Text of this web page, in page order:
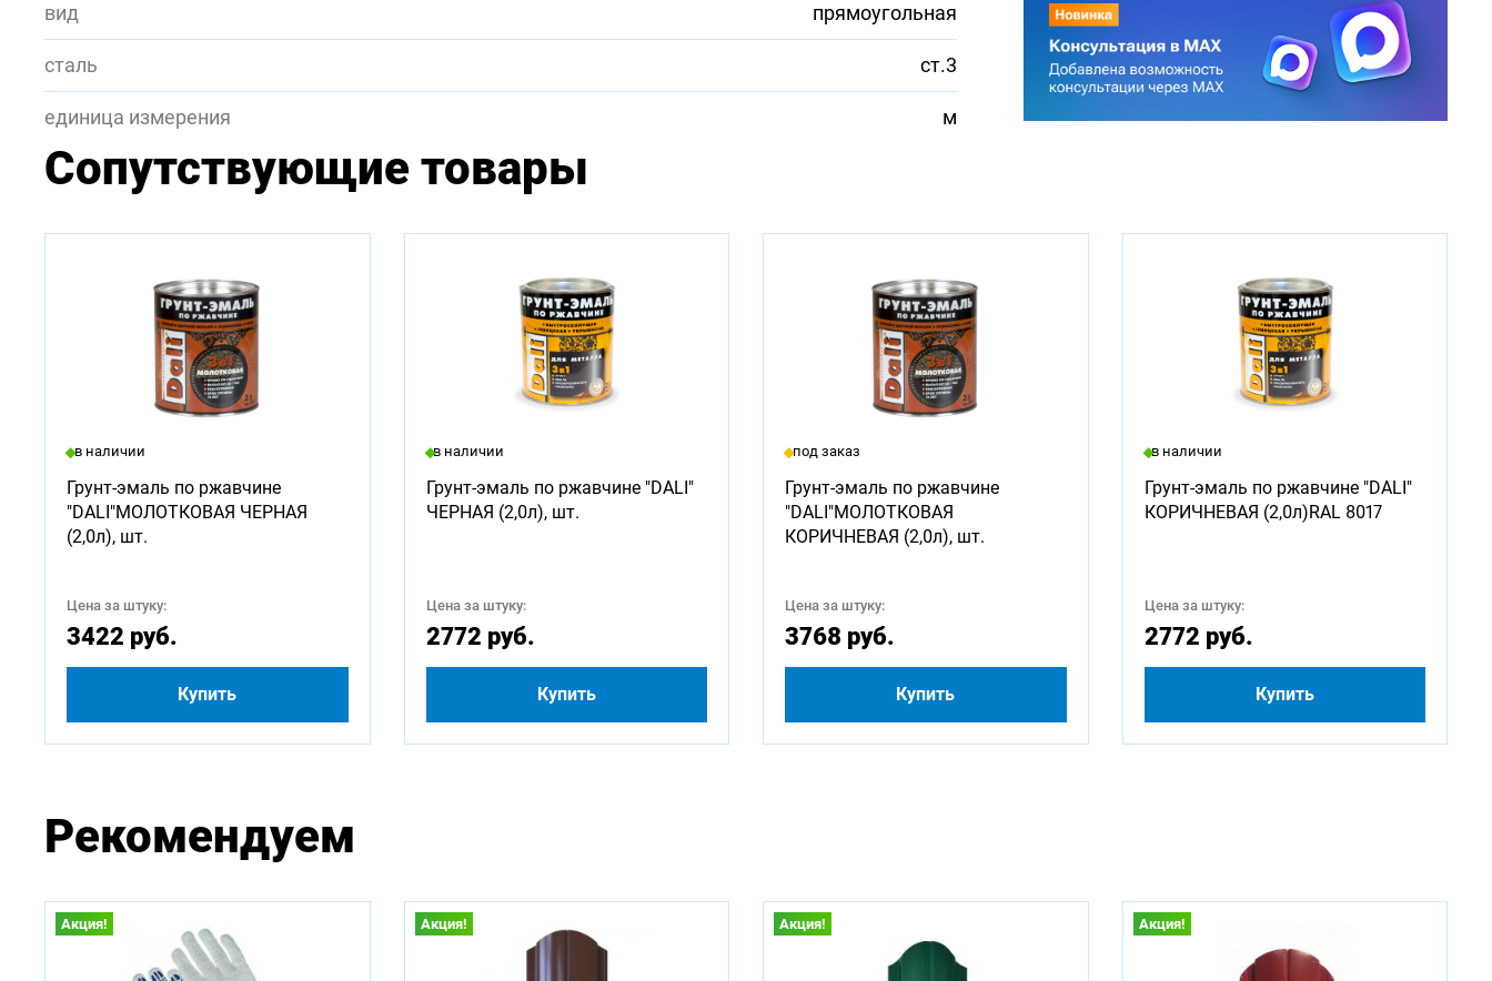
вид прямоугольная
сталь ст.3
единица измерения м
Сопутствующие товары
в наличии
Грунт-эмаль по ржавчине
"DALI"МОЛОТКОВАЯ ЧЕРНАЯ
(2,0л), шт.
Цена за штуку:
3422 руб.
Купить
в наличии
Грунт-эмаль по ржавчине "DALI"
ЧЕРНАЯ (2,0л), шт.
Цена за штуку:
2772 руб.
Купить
под заказ
Грунт-эмаль по ржавчине
"DALI"МОЛОТКОВАЯ
КОРИЧНЕВАЯ (2,0л), шт.
Цена за штуку:
3768 руб.
Купить
в наличии
Грунт-эмаль по ржавчине "DALI"
КОРИЧНЕВАЯ (2,0л)RAL 8017
Цена за штуку:
2772 руб.
Купить
Рекомендуем
Акция! Акция! Акция! Акция!